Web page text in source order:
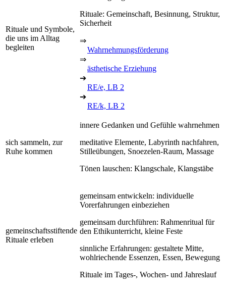
Rituale und Symbole,
die uns im Alltag
begleiten
Rituale: Gemeinschaft, Besinnung, Struktur,
Sicherheit
⇒
Wahrnehmungsförderung
⇒
ästhetische Erziehung
➔
RE/e, LB 2
➔
RE/k, LB 2
sich sammeln, zur
Ruhe kommen
innere Gedanken und Gefühle wahrnehmen
meditative Elemente, Labyrinth nachfahren,
Stilleübungen, Snoezelen-Raum, Massage
Tönen lauschen: Klangschale, Klangstäbe
gemeinschaftsstiftende
Rituale erleben
gemeinsam entwickeln: individuelle
Vorerfahrungen einbeziehen
gemeinsam durchführen: Rahmenritual für
den Ethikunterricht, kleine Feste
sinnliche Erfahrungen: gestaltete Mitte,
wohlriechende Essenzen, Essen, Bewegung
Rituale im Tages-, Wochen- und Jahreslauf